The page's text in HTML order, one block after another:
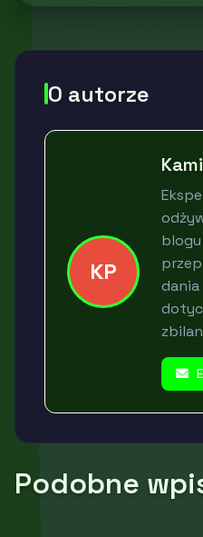
O autorze
KP
dania
Podobne